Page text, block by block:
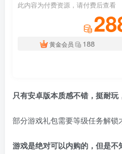
此内容为付费资源，请付费后查看
黄金会员
188
只有安卓版本质感不错，挺耐玩
部分游戏礼包需要等级任务解锁
游戏是绝对可以内购的，但是不